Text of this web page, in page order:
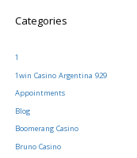
Categories
1
1win Casino Argentina 929
Appointments
Blog
Boomerang Casino
Bruno Casino